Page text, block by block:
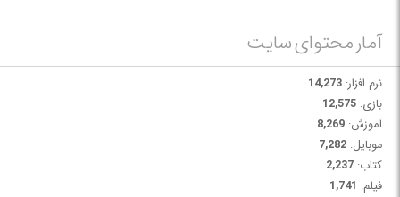
آمار محتوای سایت
نرم افزار: 14,273
بازی: 12,575
آموزش: 8,269
موبایل: 7,282
کتاب: 2,237
فیلم: 1,741